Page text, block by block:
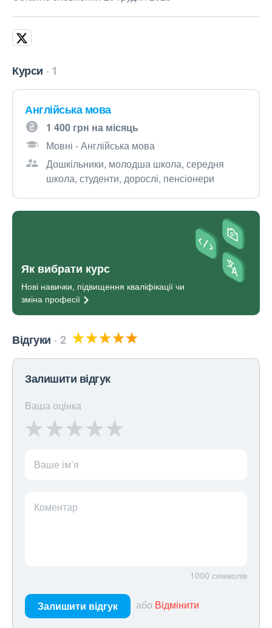
Курси 1
Англійська мова
1 400 грн на місяць
Мовні - Англійська мова
Дошкільники, молодша школа, середня
школа, студенти, дорослі, пенсіонери
Як вибрати курс
Нові навички, підвищення кваліфікації чи
зміна професії
Відгуки 2
Залишити відгук
Ваша оцінка
Ваше ім’я
Коментар
1000 символів
Залишити відгук або Відмінити